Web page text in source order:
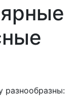
разнообразны: